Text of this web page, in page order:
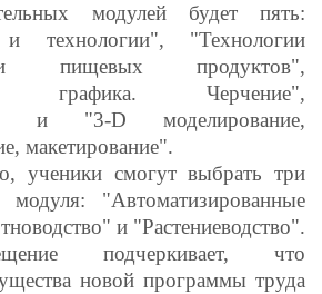
модулей будет пять:
и технологии", "Технологии
пищевых продуктов",
графика. Черчение",
и "3-D моделирование,
макетирование".
ученики смогут выбрать три
модуля: "Автоматизированные
и "Растениеводство".
подчеркивает, что
новой программы труда